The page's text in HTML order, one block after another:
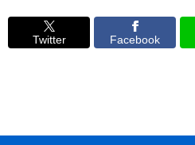
Twitter Facebook